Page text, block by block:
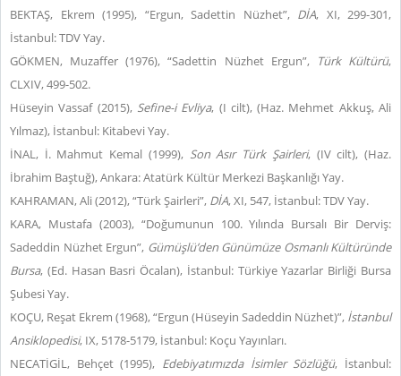
BEKTAŞ, Ekrem (1995), “Ergun, Sadettin Nüzhet”, DİA, XI, 299-301,
İstanbul: TDV Yay.
GÖKMEN, Muzaffer (1976), “Sadettin Nüzhet Ergun”, Türk Kültürü,
CLXIV, 499-502.
Hüseyin Vassaf (2015), Sefine-i Evliya, (I cilt), (Haz. Mehmet Akkuş, Ali
Yılmaz), İstanbul: Kitabevi Yay.
İNAL, İ. Mahmut Kemal (1999), Son Asır Türk Şairleri, (IV cilt), (Haz.
İbrahim Baştuğ), Ankara: Atatürk Kültür Merkezi Başkanlığı Yay.
KAHRAMAN, Ali (2012), “Türk Şairleri”, DİA, XI, 547, İstanbul: TDV Yay.
KARA, Mustafa (2003), “Doğumunun 100. Yılında Bursalı Bir Derviş:
Sadeddin Nüzhet Ergun”, Gümüşlü’den Günümüze Osmanlı Kültüründe
Bursa, (Ed. Hasan Basri Öcalan), İstanbul: Türkiye Yazarlar Birliği Bursa
Şubesi Yay.
KOÇU, Reşat Ekrem (1968), “Ergun (Hüseyin Sadeddin Nüzhet)”, İstanbul
Ansiklopedisi, IX, 5178-5179, İstanbul: Koçu Yayınları.
NECATİGİL, Behçet (1995), Edebiyatımızda İsimler Sözlüğü, İstanbul: